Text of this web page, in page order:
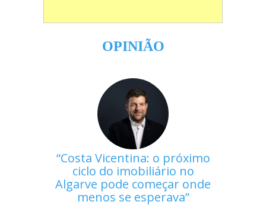
OPINIÃO
Costa Vicentina: o próximo
ciclo do imobiliário no
Algarve pode começar onde
menos se esperava